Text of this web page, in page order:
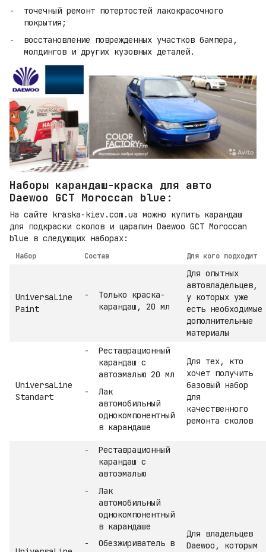
точечный ремонт потертостей лакокрасочного
покрытия;
восстановление поврежденных участков бампера,
молдингов и других кузовных деталей.
Наборы карандаш-краска для авто
Daewoo GCT Moroccan blue:
На сайте kraska-kiev.com.ua можно купить карандаш
для подкраски сколов и царапин Daewoo GCT Moroccan
blue в следующих наборах:
Набор Состав Для кого подходит
UniversaLine
Paint
Только краска-
карандаш, 20 мл
Для опытных
автовладельцев,
у которых уже
есть необходимые
дополнительные
материалы
UniversaLine
Standart
Реставрационный
карандаш с
автоэмалью 20 мл
Лак
автомобильный
однокомпонентный
в карандаше
Для тех, кто
хочет получить
базовый набор
для
качественного
ремонта сколов
Реставрационный
карандаш с
автоэмалью
Лак
автомобильный
однокомпонентный
в карандаше
Обезжириватель в
Для владельцев
Daewoo, которым